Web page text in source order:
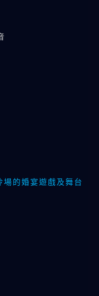
的婚宴遊戲及舞台